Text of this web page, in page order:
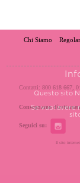
Chi Siamo
Contatti: 800 618 667,
Consegnamo
Seguici su:
Il sito
Questo sito
Se vuoi avere